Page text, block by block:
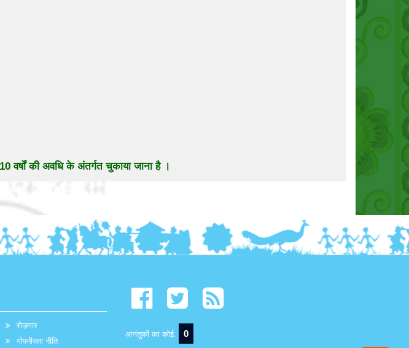
वर्षों की अवधि के अंतर्गत चुकाया जाना है ।
रोज़गार
गोपनीयता नीति
आगंतुकों का कोई: 0